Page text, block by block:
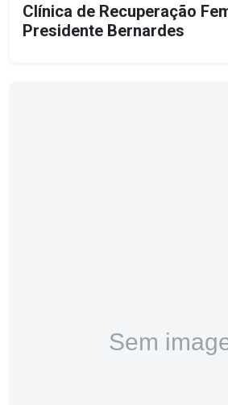
Clínica de Recuperação
Presidente Bernardes